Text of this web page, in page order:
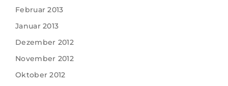
Februar 2013
Januar 2013
Dezember 2012
November 2012
Oktober 2012